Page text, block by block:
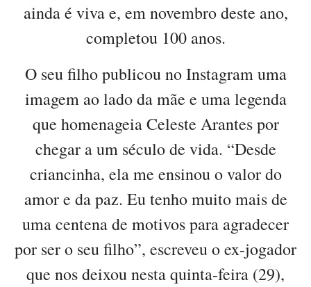
ainda é viva e, em novembro deste ano,
completou 100 anos.
O seu filho publicou no Instagram uma
imagem ao lado da mãe e uma legenda
que homenageia Celeste Arantes por
chegar a um século de vida. “Desde
criancinha, ela me ensinou o valor do
amor e da paz. Eu tenho muito mais de
uma centena de motivos para agradecer
por ser o seu filho”, escreveu o ex-jogador
que nos deixou nesta quinta-feira (29),